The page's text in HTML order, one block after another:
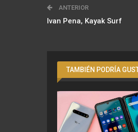
ANTERIOR
Ivan Pena, Kayak Surf
TAMBIÉN PODRÍA